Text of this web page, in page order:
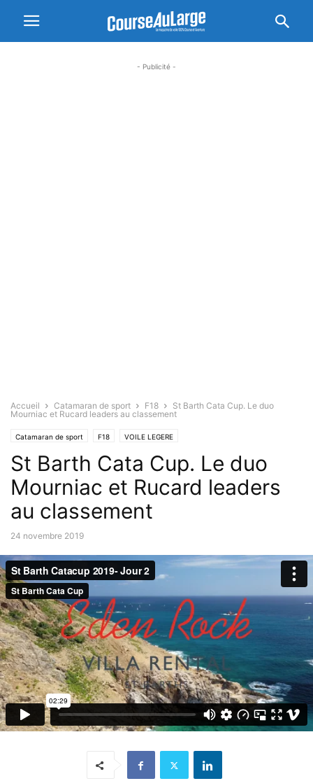
- Publicité -
Accueil Catamaran de sport F18
St Barth Cata Cup. Le duo
Mourniac et Rucard leaders au classement
Catamaran de sport F18 VOILE LEGERE
St Barth Cata Cup. Le duo
Mourniac et Rucard leaders
au classement
24 novembre 2019